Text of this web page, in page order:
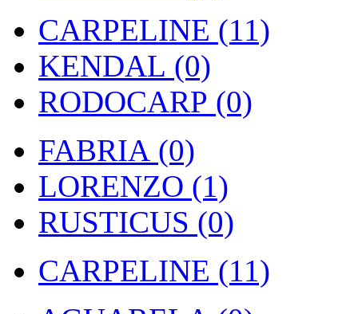
CARPELINE (11)
KENDAL (0)
RODOCARP (0)
FABRIA (0)
LORENZO (1)
RUSTICUS (0)
CARPELINE (11)